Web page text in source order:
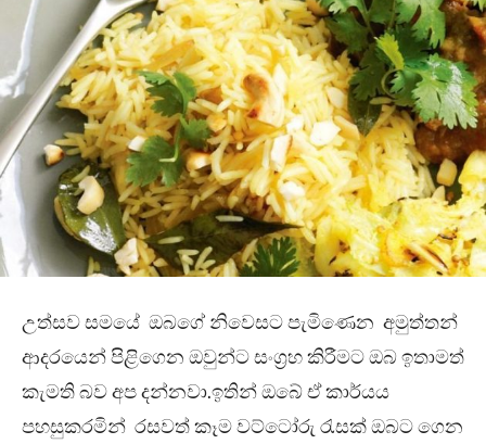
උත්සව සමයේ ඔබගේ නිවෙසට පැමිණෙන අමුත්තන්
ආදරයෙන් පිළිගෙන ඔවුන්ට සංග්‍රහ කිරීමට ඔබ ඉතාමත්
කැමති බව අප දන්නවා.ඉතින් ඔබේ ඒ කාර්යය
පහසුකරමින් රසවත් කෑම වට්ටෝරු රැසක් ඔබට ගෙන